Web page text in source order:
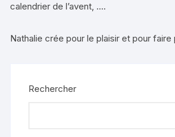
calendrier de l’avent, ….
Nathalie crée pour le plaisir et pour faire
Rechercher